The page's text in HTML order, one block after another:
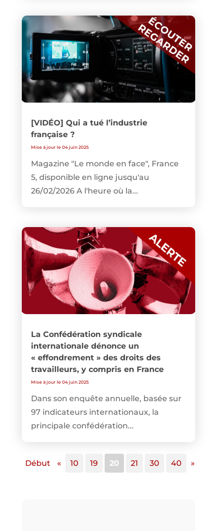
[VIDÉO] Qui a tué l’industrie
française ?
Mise à jour le 04 juin 2025
Magazine "Le monde en face", France
5, disponible en ligne jusqu'au
26/02/2026 A l'heure où la...
La Confédération syndicale
internationale dénonce un
« effondrement » des droits des
travailleurs, y compris en France
Mise à jour le 04 juin 2025
Dans son enquête annuelle, basée sur
97 indicateurs internationaux, la
principale confédération...
Début « 10 19 20 21 30 40 »